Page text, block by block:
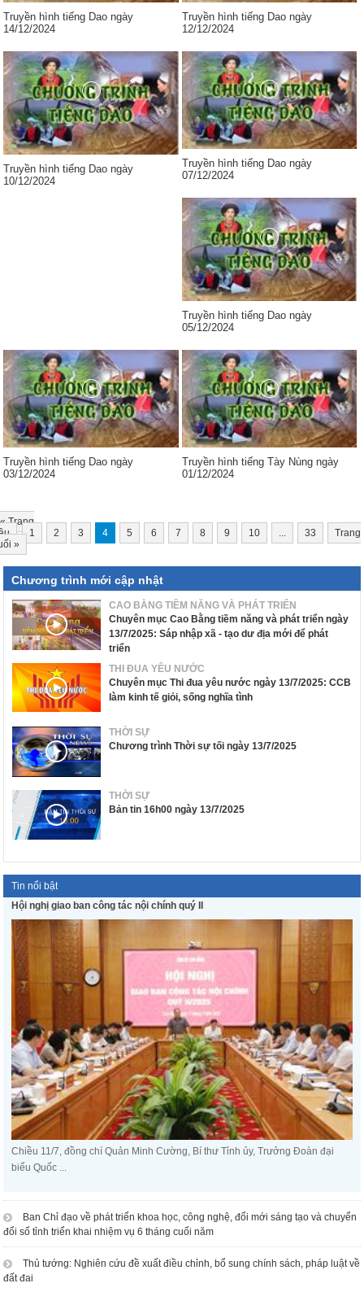
Truyền hình tiếng Dao ngày
14/12/2024
Truyền hình tiếng Dao ngày
12/12/2024
Truyền hình tiếng Dao ngày
10/12/2024
Truyền hình tiếng Dao ngày
07/12/2024
Truyền hình tiếng Dao ngày
05/12/2024
Truyền hình tiếng Dao ngày
03/12/2024
Truyền hình tiếng Tày Nùng ngày
01/12/2024
«Trang
1 2 3 4 5 6 7 8 9 10 ... 33
Trang
»
Chương trình mới cập nhật
CAO BẰNG TIỀM NĂNG VÀ PHÁT TRIỂN
Chuyên mục Cao Bằng tiềm năng và phát triển ngày
13/7/2025: Sáp nhập xã - tạo dư địa mới để phát
triển
THI ĐUA YÊU NƯỚC
Chuyên mục Thi đua yêu nước ngày 13/7/2025: CCB
làm kinh tế giỏi, sống nghĩa tình
THỜI SỰ
Chương trình Thời sự tối ngày 13/7/2025
THỜI SỰ
Bản tin 16h00 ngày 13/7/2025
Tin nổi bật
Hội nghị giao ban công tác nội chính quý II
Chiều 11/7, đồng chí Quản Minh Cường, Bí thư Tỉnh ủy, Trưởng Đoàn đại
biểu Quốc ...
Ban Chỉ đạo về phát triển khoa học, công nghệ, đổi mới sáng tạo và chuyển
đổi số tỉnh triển khai nhiệm vụ 6 tháng cuối năm
Thủ tướng: Nghiên cứu đề xuất điều chỉnh, bổ sung chính sách, pháp luật về
đất đai